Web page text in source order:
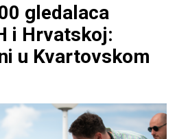
gledalaca
i Hrvatskoj:
u Kvartovskom